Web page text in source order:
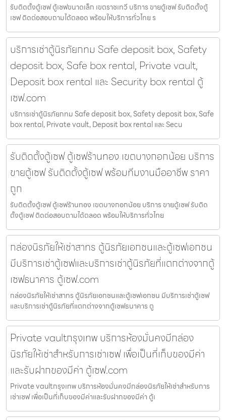
รับติดตั้งตู้เซฟ ตู้เซฟขนาดเล็ก เขตราชเทวี บริการ ขายตู้เซฟ รับติดตั้งตู้
เซฟ ติดต่อสอบถามได้ตลอด พร้อมให้บริการทั่วไทย ร
บริการเช่าตู้นิรภัยกทม Safe deposit box, Safety
deposit box, Safe box rental, Private vault,
Deposit box rental และ Security box rental ตู้
เซฟ.com
บริการเช่าตู้นิรภัยกทม Safe deposit box, Safety deposit box, Safe
box rental, Private vault, Deposit box rental และ Secu
รับติดตั้งตู้เซฟ ตู้เซฟร้านทอง เขตบางกอกน้อย บริการ
ขายตู้เซฟ รับติดตั้งตู้เซฟ พร้อมทีมงานมืออาชีพ ราคา
ถูก
รับติดตั้งตู้เซฟ ตู้เซฟร้านทอง เขตบางกอกน้อย บริการ ขายตู้เซฟ รับติด
ตั้งตู้เซฟ ติดต่อสอบถามได้ตลอด พร้อมให้บริการทั่วไทย
กล่องนิรภัยให้เช่าสาทร ตู้นิรภัยเอกชนและตู้เซฟเอกชน
มีบริการเช่าตู้เซฟและบริการเช่าตู้นิรภัยที่แตกต่างจากตู้
เซฟธนาคาร ตู้เซฟ.com
กล่องนิรภัยให้เช่าสาทร ตู้นิรภัยเอกชนและตู้เซฟเอกชน มีบริการเช่าตู้เซฟ
และบริการเช่าตู้นิรภัยที่แตกต่างจากตู้เซฟธนาคาร ตู
Private vaultกรุงเทพ บริการห้องมั่นคงมีกล่อง
นิรภัยให้เช่าสำหรับการเช่าเซฟ เพื่อเป็นที่เก็บของมีค่า
และรับฝากของมีค่า ตู้เซฟ.com
Private vaultกรุงเทพ บริการห้องมั่นคงมีกล่องนิรภัยให้เช่าสำหรับการ
เช่าเซฟ เพื่อเป็นที่เก็บของมีค่าและรับฝากของมีค่า ตู้เ